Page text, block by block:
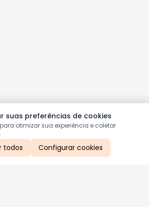
suas preferências de cookies
otimizar sua experiência e coletar
todos Configurar cookies